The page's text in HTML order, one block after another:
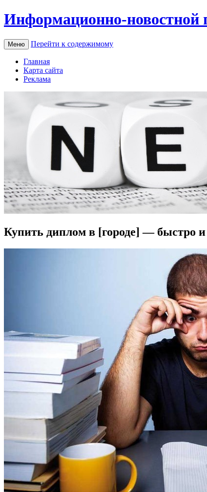
Информационно-новостной
Меню Перейти к содержимому
Главная
Карта сайта
Реклама
Купить диплом в [городе] — быстро и